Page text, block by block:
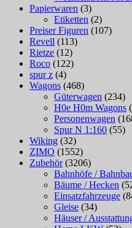
Papierwaren (3)
Etiketten (2)
Preiser Figuren (107)
Revell (113)
Rietze (12)
Roco (122)
spur z (4)
Wagons (468)
Güterwagen (234)
H0e H0m Wagons
Personenwagen
Spur N 1:160 (55)
Wiking (32)
ZIMO (1552)
Zubehör (3206)
Bahnhöfe /
Bäume / Hecken
Einsatzfahrzeuge
Gleise (34)
Häuser /